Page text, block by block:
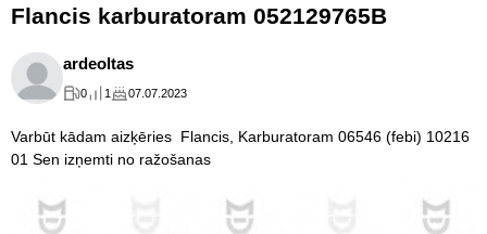
Flancis karburatoram 052129765B
ardeoltas
0 1 07.07.2023
Varbūt kādam aizķēries Flancis, Karburatoram 06546 (febi) 10216
01 Sen izņemti no ražošanas